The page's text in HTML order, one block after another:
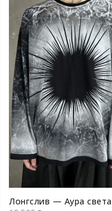
Лонгслив — Аура света